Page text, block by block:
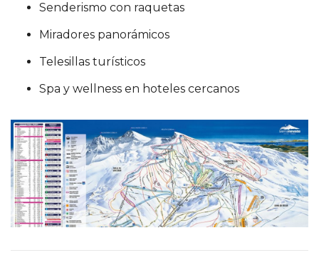
Senderismo con raquetas
Miradores panorámicos
Telesillas turísticos
Spa y wellness en hoteles cercanos